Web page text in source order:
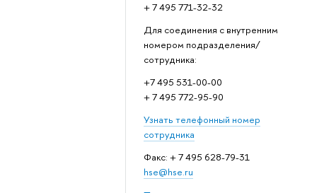
+ 7 495 771-32-32
Для соединения с внутренним
номером подразделения/
сотрудника:
+7 495 531-00-00
+ 7 495 772-95-90
Узнать телефонный номер
сотрудника
Факс: + 7 495 628-79-31
hse@hse.ru